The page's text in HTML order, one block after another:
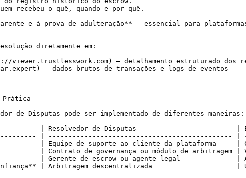
recebeu o quê, quando e por quê.
e à prova de adulteração** — essencial para
diretamente em:
— detalhamento estruturado dos
— dados brutos de transações e logs de eventos
Prática
de Disputas pode ser implementado de diferentes maneiras:
| Resolvedor de Disputas
| ---------------------------------------------- |
| Equipe de suporte ao cliente da plataforma
| Contrato de governança ou módulo de arbitragem |
| Gerente de escrow ou agente legal              |
Confiança** | Arbitragem descentralizada                     |